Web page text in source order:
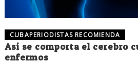
CUBAPERIODISTAS RECOMIENDA
Así se comporta el cerebro
enfermos